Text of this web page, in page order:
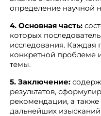
определение научной
4. Основная часть:
которых
исследования. Каждая
конкретной проблеме
темы.
5. Заключение:
результатов,
рекомендации, а
дальнейших